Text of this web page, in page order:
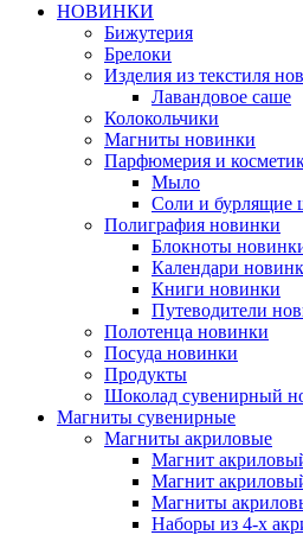
НОВИНКИ
Бижутерия
Брелоки
Изделия из текстиля
Лавандовое саше
Колокольчики
Магниты новинки
Парфюмерия и
Мыло
Соли и бурлящие
Полиграфия новинки
Блокноты
Календари
Книги новинки
Путеводители
Полотенца новинки
Посуда новинки
Продукты
Шоколад сувенирный
Магниты сувенирные
Магниты акриловые
Магнит
Магнит
Магниты
Наборы из 4-х